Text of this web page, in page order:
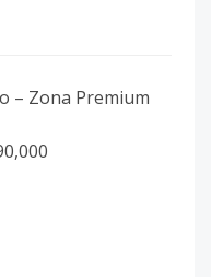
– Zona Premium